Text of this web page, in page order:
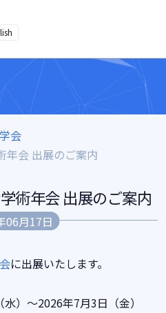
会
年会 出展のご案内
術年会 出展のご案内
06月17日
に出展いたします。
）～2026年7月3日（金）